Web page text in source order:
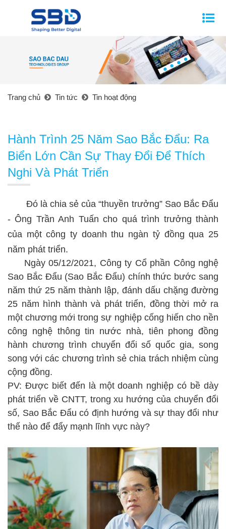
Trang chủ Tin tức Tin hoạt động
Hành Trình 25 Năm Sao Bắc Đẩu: Ra
Biển Lớn Cần Sự Thay Đổi Để Thích
Nghi Và Phát Triển
Đó là chia sẻ của “thuyền trưởng” Sao Bắc Đẩu
- Ông Trần Anh Tuấn cho quá trình trưởng thành
của một công ty doanh thu ngàn tỷ đồng qua 25
năm phát triển.
Ngày 05/12/2021, Công ty Cổ phần Công nghệ
Sao Bắc Đẩu (Sao Bắc Đẩu) chính thức bước sang
năm thứ 25 năm thành lập, đánh dấu chặng đường
25 năm hình thành và phát triển, đồng thời mở ra
một chương mới trong sự nghiệp cống hiến cho nền
công nghệ thông tin nước nhà, tiên phong đồng
hành chương trình chuyển đổi số quốc gia, song
song với các chương trình sẻ chia trách nhiệm cùng
cộng đồng.
PV: Được biết đến là một doanh nghiệp có bề dày
phát triển về CNTT, trong xu hướng của chuyển đổi
số, Sao Bắc Đẩu có định hướng và sự thay đổi như
thế nào để đẩy mạnh lĩnh vực này?